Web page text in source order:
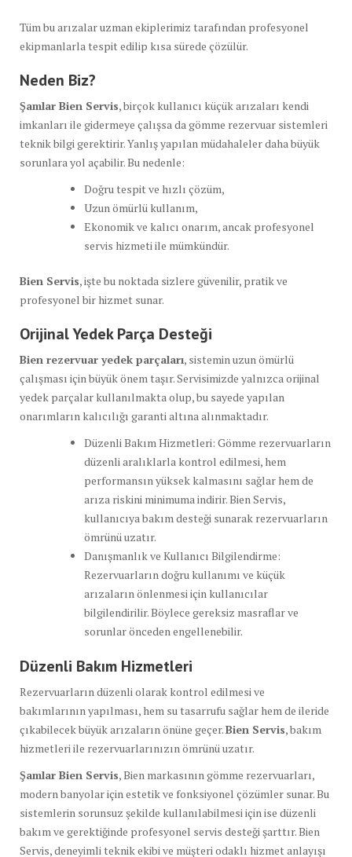
Tüm bu arızalar uzman ekiplerimiz tarafından profesyonel
ekipmanlarla tespit edilip kısa sürede çözülür.
Neden Biz?
Şamlar Bien Servis, birçok kullanıcı küçük arızaları kendi
imkanları ile gidermeye çalışsa da gömme rezervuar sistemleri
teknik bilgi gerektirir. Yanlış yapılan müdahaleler daha büyük
sorunlara yol açabilir. Bu nedenle:
Doğru tespit ve hızlı çözüm,
Uzun ömürlü kullanım,
Ekonomik ve kalıcı onarım, ancak profesyonel
servis hizmeti ile mümkündür.
Bien Servis, işte bu noktada sizlere güvenilir, pratik ve
profesyonel bir hizmet sunar.
Orijinal Yedek Parça Desteği
Bien rezervuar yedek parçaları, sistemin uzun ömürlü
çalışması için büyük önem taşır. Servisimizde yalnızca orijinal
yedek parçalar kullanılmakta olup, bu sayede yapılan
onarımların kalıcılığı garanti altına alınmaktadır.
Düzenli Bakım Hizmetleri: Gömme rezervuarların
düzenli aralıklarla kontrol edilmesi, hem
performansın yüksek kalmasını sağlar hem de
arıza riskini minimuma indirir. Bien Servis,
kullanıcıya bakım desteği sunarak rezervuarların
ömrünü uzatır.
Danışmanlık ve Kullanıcı Bilgilendirme:
Rezervuarların doğru kullanımı ve küçük
arızaların önlenmesi için kullanıcılar
bilgilendirilir. Böylece gereksiz masraflar ve
sorunlar önceden engellenebilir.
Düzenli Bakım Hizmetleri
Rezervuarların düzenli olarak kontrol edilmesi ve
bakımlarının yapılması, hem su tasarrufu sağlar hem de ileride
çıkabilecek büyük arızaların önüne geçer.Bien Servis, bakım
hizmetleri ile rezervuarlarınızın ömrünü uzatır.
Şamlar Bien Servis, Bien markasının gömme rezervuarları,
modern banyolar için estetik ve fonksiyonel çözümler sunar. Bu
sistemlerin sorunsuz şekilde kullanılabilmesi için ise düzenli
bakım ve gerektiğinde profesyonel servis desteği şarttır. Bien
Servis, deneyimli teknik ekibi ve müşteri odaklı hizmet anlayışı